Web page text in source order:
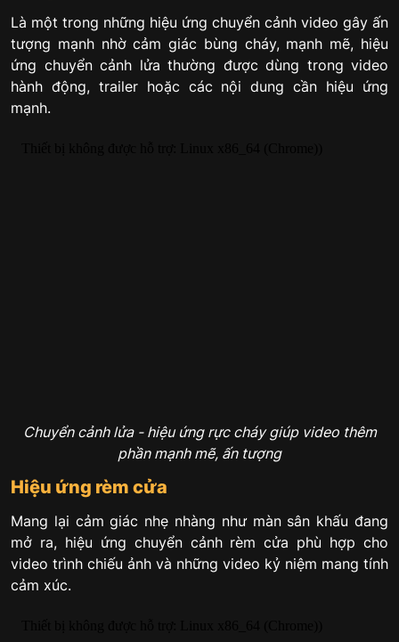
Là một trong những hiệu ứng chuyển cảnh video gây ấn
tượng mạnh nhờ cảm giác bùng cháy, mạnh mẽ, hiệu
ứng chuyển cảnh lửa thường được dùng trong video
hành động, trailer hoặc các nội dung cần hiệu ứng
mạnh.
Chuyển cảnh lửa - hiệu ứng rực cháy giúp video thêm
phần mạnh mẽ, ấn tượng
Hiệu ứng rèm cửa
Mang lại cảm giác nhẹ nhàng như màn sân khấu đang
mở ra, hiệu ứng chuyển cảnh rèm cửa phù hợp cho
video trình chiếu ảnh và những video kỷ niệm mang tính
cảm xúc.